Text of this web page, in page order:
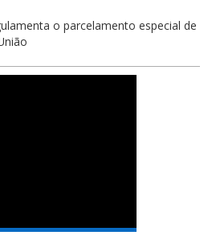
o parcelamento especial de